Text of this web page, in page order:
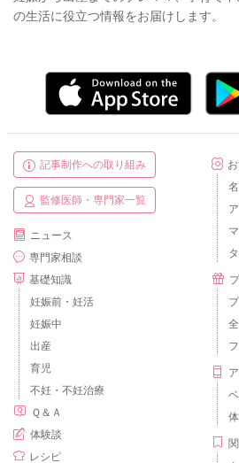
の生活に役立つ情報をお届けします。
記事制作への取り組み
監修医師・専門家一覧
ニュース
専門家相談
基礎知識
妊娠前・妊活
妊娠中
出産
育児
不妊・不妊治療
Ｑ＆Ａ
体験談
レシピ